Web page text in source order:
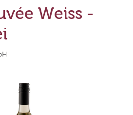
Weiss -